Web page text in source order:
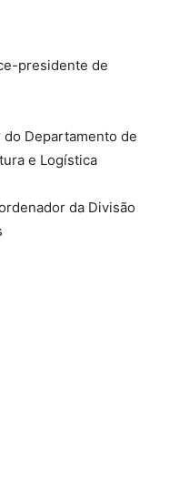
presidente de
do Departamento de
e Logística
da Divisão